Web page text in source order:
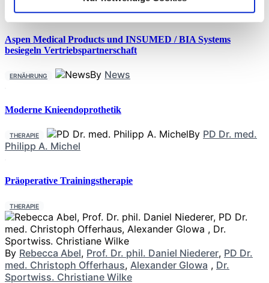
Aspen Medical Products und INSUMED / BIA Systems
besiegeln Vertriebspartnerschaft
ERNÄHRUNG By News
Moderne Knieendoprothetik
THERAPIE By PD Dr. med.
Philipp A. Michel
Präoperative Trainingstherapie
THERAPIE
By Rebecca Abel, Prof. Dr. phil. Daniel Niederer, PD Dr.
med. Christoph Offerhaus, Alexander Glowa , Dr.
Sportwiss. Christiane Wilke